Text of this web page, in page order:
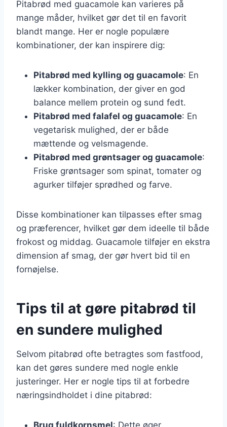
Pitabrød med guacamole kan varieres på
mange måder, hvilket gør det til en favorit
blandt mange. Her er nogle populære
kombinationer, der kan inspirere dig:
Pitabrød med kylling og guacamole: En
lækker kombination, der giver en god
balance mellem protein og sund fedt.
Pitabrød med falafel og guacamole: En
vegetarisk mulighed, der er både
mættende og velsmagende.
Pitabrød med grøntsager og guacamole:
Friske grøntsager som spinat, tomater og
agurker tilføjer sprødhed og farve.
Disse kombinationer kan tilpasses efter smag
og præferencer, hvilket gør dem ideelle til både
frokost og middag. Guacamole tilføjer en ekstra
dimension af smag, der gør hvert bid til en
fornøjelse.
Tips til at gøre pitabrød til
en sundere mulighed
Selvom pitabrød ofte betragtes som fastfood,
kan det gøres sundere med nogle enkle
justeringer. Her er nogle tips til at forbedre
næringsindholdet i dine pitabrød:
Brug fuldkornsmel: Dette øger